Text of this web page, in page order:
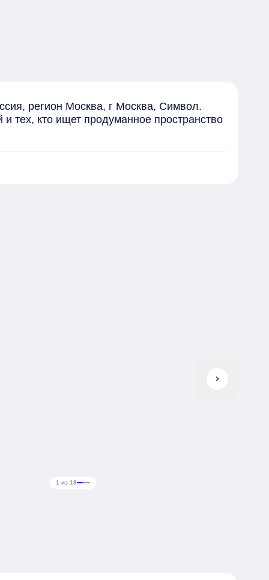
регион Москва, г Москва, Символ.
тех, кто ищет продуманное пространство
chevron_right
1 из 19